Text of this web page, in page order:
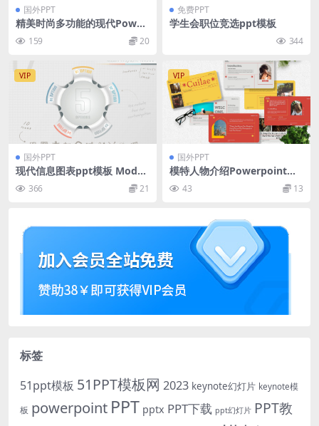
国外PPT
精美时尚多功能的现代Power
point演幻灯片示文稿（ppt
x）159 20
免费PPT
学生会职位竞选ppt模板
344
VIP
国外PPT
现代信息图表ppt模板 Moder
n Infographic Options
366 21
VIP
国外PPT
模特人物介绍Powerpoint模
板下载 Cuilae – Modelling P
owerpoint Template
43 13
标签
51ppt模板 51PPT模板网 2023 keynote幻灯片 keynote模
板 powerpoint PPT pptx PPT下载 ppt幻灯片 PPT教